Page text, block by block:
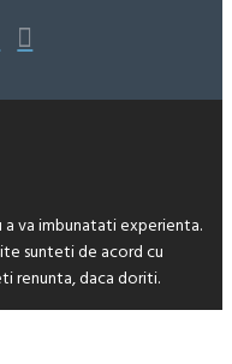
va imbunatati experienta.
sunteti de acord cu
renunta, daca doriti.